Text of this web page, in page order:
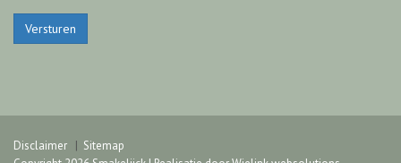
Versturen
Disclaimer
Sitemap